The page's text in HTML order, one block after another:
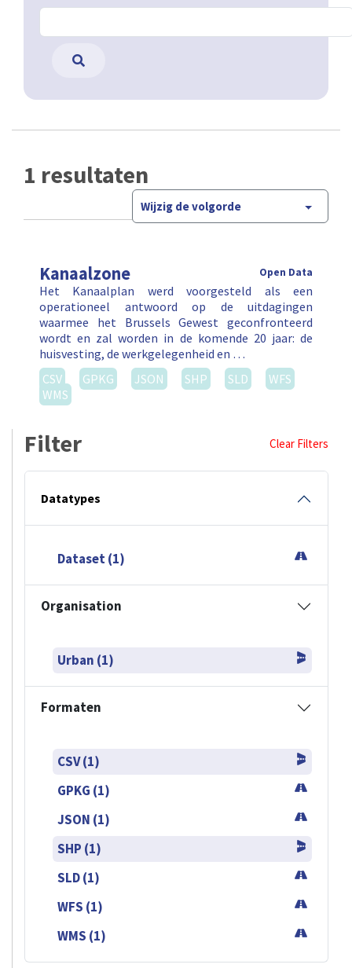
1 resultaten
Wijzig de volgorde
Kanaalzone Open Data
Het Kanaalplan werd voorgesteld als een
operationeel antwoord op de uitdagingen
waarmee het Brussels Gewest geconfronteerd
wordt en zal worden in de komende 20 jaar: de
huisvesting, de werkgelegenheid en …
CSV
GPKG JSON SHP SLD
WFS
WMS
Filter Clear Filters
Datatypes
Dataset (1)
Organisation
Urban (1)
Formaten
CSV (1)
GPKG (1)
JSON (1)
SHP (1)
SLD (1)
WFS (1)
WMS (1)